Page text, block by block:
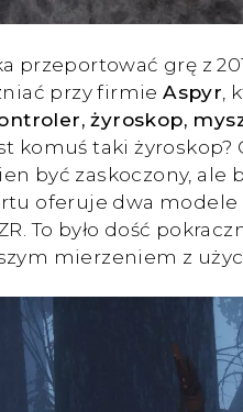
przeportować grę z
przy firmieAspyr,
żyroskop,
komuś taki żyroskop?
być zaskoczony,
oferuje dwa modele
To było dość
mierzeniem z